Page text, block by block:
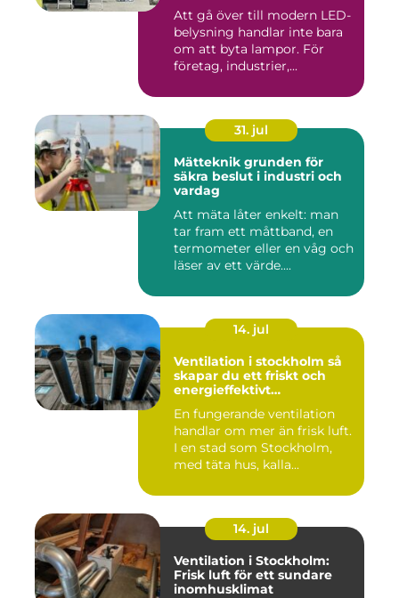
Att gå över till modern LED-
belysning handlar inte bara
om att byta lampor. För
företag, industrier,...
31. jul
Mätteknik grunden för
säkra beslut i industri och
vardag
Att mäta låter enkelt: man
tar fram ett måttband, en
termometer eller en våg och
läser av ett värde....
14. jul
Ventilation i stockholm så
skapar du ett friskt och
energieffektivt
En fungerande ventilation
handlar om mer än frisk luft.
I en stad som Stockholm,
med täta hus, kalla...
14. jul
Ventilation i Stockholm:
Frisk luft för ett sundare
inomhusklimat